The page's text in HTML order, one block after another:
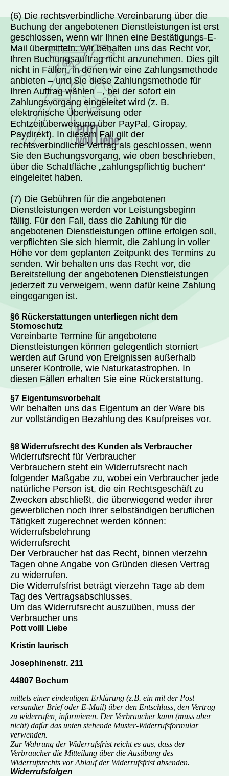
(6) Die rechtsverbindliche Vereinbarung über die
Buchung der angebotenen Dienstleistungen ist erst
geschlossen, wenn wir Ihnen eine Bestätigungs-E-
Mail übermitteln. Wir behalten uns das Recht vor,
Ihren Buchungsauftrag nicht anzunehmen. Dies gilt
nicht in Fällen, in denen wir eine Zahlungsmethode
anbieten – und Sie diese Zahlungsmethode für
Ihren Auftrag wählen –, bei der sofort ein
Zahlungsvorgang eingeleitet wird (z. B.
elektronische Überweisung oder
Echtzeitüberweisung über PayPal, Giropay,
Paydirekt). In diesem Fall gilt der
rechtsverbindliche Vertrag als geschlossen, wenn
Sie den Buchungsvorgang, wie oben beschrieben,
über die Schaltfläche „zahlungspflichtig buchen“
eingeleitet haben.
(7) Die Gebühren für die angebotenen
Dienstleistungen werden vor Leistungsbeginn
fällig. Für den Fall, dass die Zahlung für die
angebotenen Dienstleistungen offline erfolgen soll,
verpflichten Sie sich hiermit, die Zahlung in voller
Höhe vor dem geplanten Zeitpunkt des Termins zu
senden. Wir behalten uns das Recht vor, die
Bereitstellung der angebotenen Dienstleistungen
jederzeit zu verweigern, wenn dafür keine Zahlung
eingegangen ist.
§6 Rückerstattungen unterliegen nicht dem
Stornoschutz
Vereinbarte Termine für angebotene
Dienstleistungen können gelegentlich storniert
werden auf Grund von Ereignissen außerhalb
unserer Kontrolle, wie Naturkatastrophen. In
diesen Fällen erhalten Sie eine Rückerstattung.
§7 Eigentumsvorbehalt
Wir behalten uns das Eigentum an der Ware bis
zur vollständigen Bezahlung des Kaufpreises vor.
§8 Widerrufsrecht des Kunden als Verbraucher
Widerrufsrecht für Verbraucher
Verbrauchern steht ein Widerrufsrecht nach
folgender Maßgabe zu, wobei ein Verbraucher jede
natürliche Person ist, die ein Rechtsgeschäft zu
Zwecken abschließt, die überwiegend weder ihrer
gewerblichen noch ihrer selbständigen beruflichen
Tätigkeit zugerechnet werden können:
Widerrufsbelehrung
Widerrufsrecht
Der Verbraucher hat das Recht, binnen vierzehn
Tagen ohne Angabe von Gründen diesen Vertrag
zu widerrufen.
Die Widerrufsfrist beträgt vierzehn Tage ab dem
Tag des Vertragsabschlusses.
Um das Widerrufsrecht auszuüben, muss der
Verbraucher uns
Pott volll Liebe
Kristin laurisch
Josephinenstr. 211
44807 Bochum
mittels einer eindeutigen Erklärung (z.B. ein mit der Post
versandter Brief oder E-Mail) über den Entschluss, den Vertrag
zu widerrufen, informieren. Der Verbraucher kann (muss aber
nicht) dafür das unten stehende Muster-Widerrufsformular
verwenden.
Zur Wahrung der Widerrufsfrist reicht es aus, dass der
Verbraucher die Mitteilung über die Ausübung des
Widerrufsrechts vor Ablauf der Widerrufsfrist absenden.
Widerrufsfolgen